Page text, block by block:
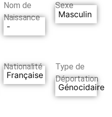
Nom de
Naissance
-
Sexe
Masculin
Nationalité
Française
Type de
Déportation
Génocidaire